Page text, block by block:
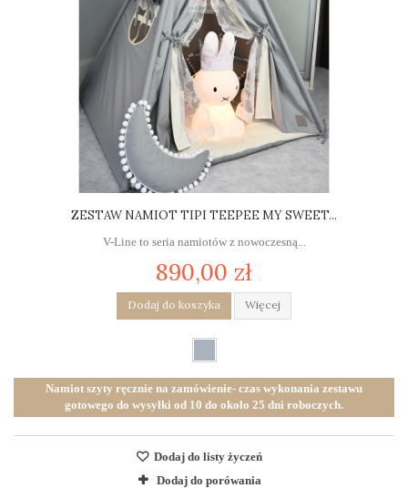
ZESTAW NAMIOT TIPI TEEPEE MY SWEET...
V-Line to seria namiotów z nowoczesną...
890,00 zł
Dodaj do koszyka Więcej
Namiot szyty ręcznie na zamówienie- czas wykonania zestawu
gotowego do wysyłki od 10 do około 25 dni roboczych.
Dodaj do listy życzeń
Dodaj do porówania